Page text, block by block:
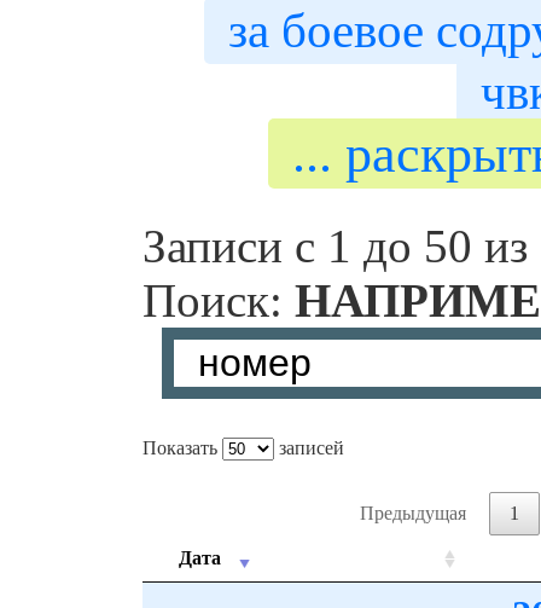
за боевое
...
Записи с 1 до 50
Поиск:
Показать записей
Предыдущая 1
Дата